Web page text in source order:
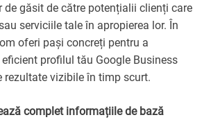
de găsit de către potențialii clienți care
serviciile tale în apropierea lor. În
oferi pași concreți pentru a
profilul tău Google Business
rezultate vizibile în timp scurt.
complet informațiile de bază